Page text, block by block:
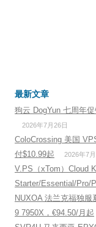
最新文章
狗云 DogYun 七周年
2026年7月26日
ColoCrossing 美国
付$10.99起
2026年7
V.PS（xTom）Cloud
Starter/Essential/Pro/
NUXOA 法兰克福独
9 7950X，€94.50/月起